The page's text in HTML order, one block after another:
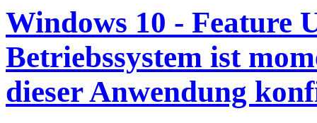
Windows 10 - Feature
Betriebssystem ist
dieser Anwendung